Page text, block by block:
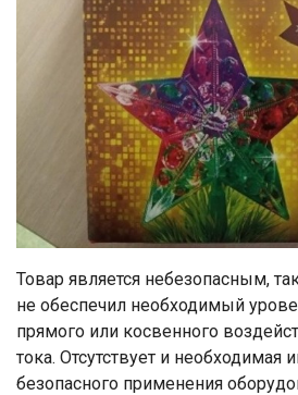
Товар является небезопасным,
не обеспечил необходимый
прямого или косвенного
тока. Отсутствует и необходимая
безопасного применения